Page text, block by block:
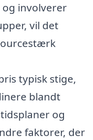
involverer
vil det
typisk stige,
blandt
og
faktorer, der